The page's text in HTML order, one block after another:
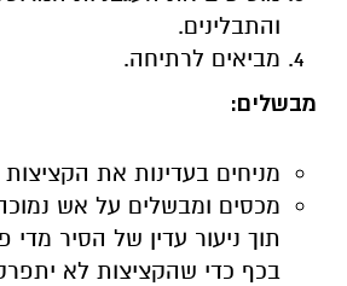
והתבלינים.
מביאים לרתיחה.
מבשלים:
מניחים בעדינות את
תוך ניעור עדין של הסיר
בכף כדי שהקציצות לא